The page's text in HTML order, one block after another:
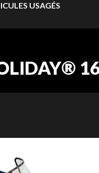
USAGÉS